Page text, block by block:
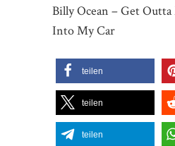
Billy Ocean – Get
Into My Car
teilen
teilen
teilen